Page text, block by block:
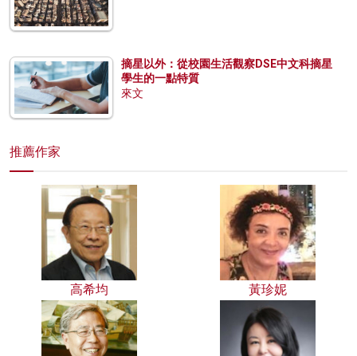
摘星以外：從校園生活觀察DSE中文科摘星
學生的一點特質
來文
推薦作家
高希均 黃珍妮